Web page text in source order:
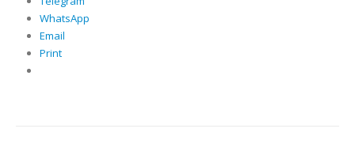
WhatsApp
Email
Print